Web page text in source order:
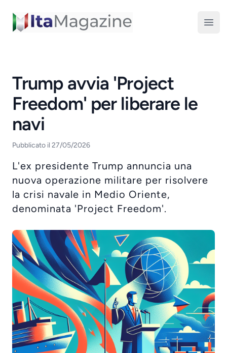
ItaMagazine
Trump avvia 'Project
Freedom' per liberare le
navi
Pubblicato il 27/05/2026
L'ex presidente Trump annuncia una
nuova operazione militare per risolvere
la crisi navale in Medio Oriente,
denominata 'Project Freedom'.